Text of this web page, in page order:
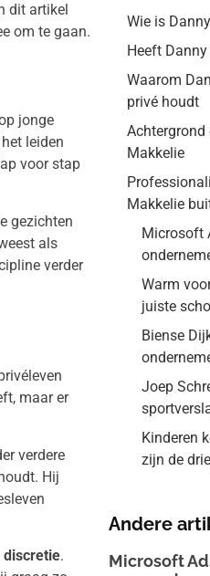
dit artikel
om te gaan.
jonge
leiden
voor stap
gezichten
als
verder
maar er
verdere
Hij
.
Wie is
Heeft
Waarom
privé houdt
Achtergrond
Makkelie
Makkelie
Microsoft
Warm
juiste
Biense
Joep
Kinderen
zijn de
Andere
Microsoft